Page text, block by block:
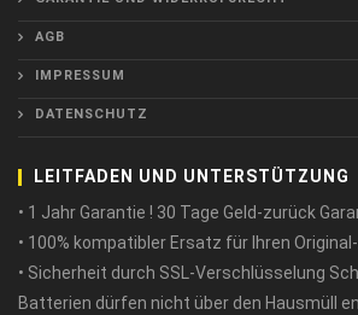
AGB
IMPRESSUM
DATENSCHUTZ
LEITFADEN UND UNTERSTÜTZUNG
• 1 Jahr Garantie ! 30 Tage Geld-zurück
• 100% kompatibler Ersatz für Ihren
• Sicherheit durch SSL-Verschlüsselung
Batterien dürfen nicht über den Hausmüll